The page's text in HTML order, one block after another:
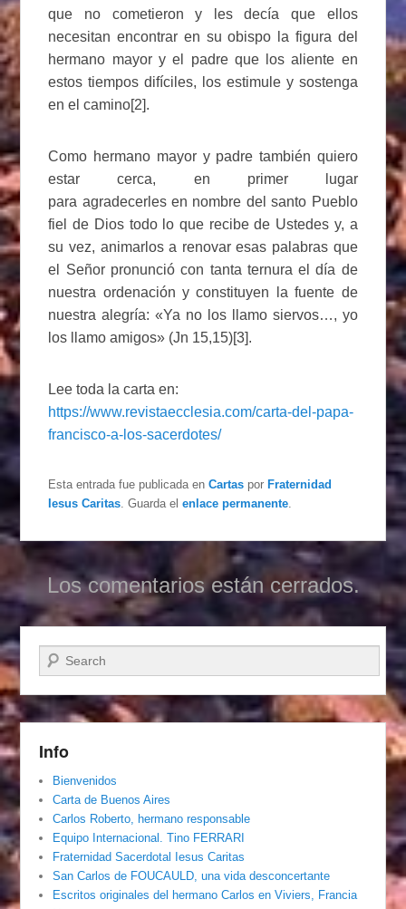
que no cometieron y les decía que ellos
necesitan encontrar en su obispo la figura del
hermano mayor y el padre que los aliente en
estos tiempos difíciles, los estimule y sostenga
en el camino[2].
Como hermano mayor y padre también quiero
estar cerca, en primer lugar
para agradecerles en nombre del santo Pueblo
fiel de Dios todo lo que recibe de Ustedes y, a
su vez, animarlos a renovar esas palabras que
el Señor pronunció con tanta ternura el día de
nuestra ordenación y constituyen la fuente de
nuestra alegría: «Ya no los llamo siervos…, yo
los llamo amigos» (Jn 15,15)[3].
Lee toda la carta en:
https://www.revistaecclesia.com/carta-del-papa-
francisco-a-los-sacerdotes/
Esta entrada fue publicada enCartas porFraternidad
Iesus Caritas . Guarda elenlace permanente
Los comentarios están cerrados.
Buscar
Info
Bienvenidos
Carta de Buenos Aires
Carlos Roberto, hermano responsable
Equipo Internacional. Tino FERRARI
Fraternidad Sacerdotal Iesus Caritas
San Carlos de FOUCAULD, una vida desconcertante
Escritos originales del hermano Carlos en Viviers, Francia